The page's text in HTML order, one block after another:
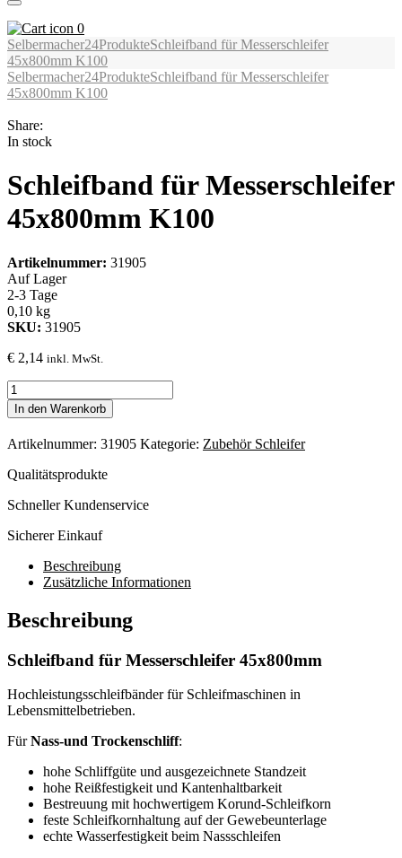
0
Selbermacher24ProdukteSchleifband für Messerschleifer
45x800mm K100
Selbermacher24ProdukteSchleifband für Messerschleifer
45x800mm K100
Share:
In stock
Schleifband für Messerschleifer
45x800mm K100
Artikelnummer: 31905
Auf Lager
2-3 Tage
0,10 kg
SKU: 31905
€ 2,14 inkl. MwSt.
Schleifband
für
Messerschleifer
45x800mm
K100
Menge
In den Warenkorb
Artikelnummer: 31905 Kategorie: Zubehör Schleifer
Qualitätsprodukte
Schneller Kundenservice
Sicherer Einkauf
Beschreibung
Zusätzliche Informationen
Beschreibung
Schleifband für Messerschleifer 45x800mm
Hochleistungsschleifbänder für Schleifmaschinen in
Lebensmittelbetrieben.
FürNass-und Trockenschliff:
hohe Schliffgüte und ausgezeichnete Standzeit
hohe Reißfestigkeit und Kantenhaltbarkeit
Bestreuung mit hochwertigem Korund-Schleifkorn
feste Schleifkornhaltung auf der Gewebeunterlage
echte Wasserfestigkeit beim Nassschleifen